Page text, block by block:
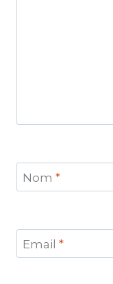
Nom *
Email *